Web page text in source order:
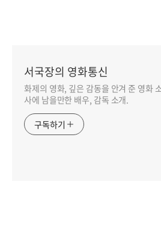
서국장의 영화통신
화제의 영화, 깊은 감동을 안겨 준 영화
사에 남을만한 배우, 감독 소개.
구독하기